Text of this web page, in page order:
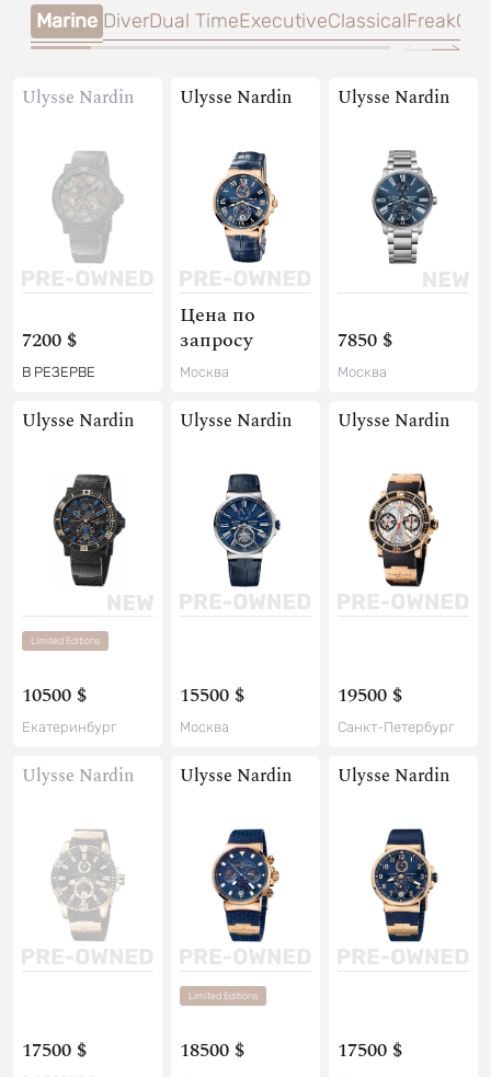
Marine DiverDual TimeExecutiveClassicalFreak
Ulysse Nardin
7200 $
В РЕЗЕРВЕ
Ulysse Nardin
Цена по
запросу
Москва
Ulysse Nardin
7850 $
Москва
Ulysse Nardin
Limited Editions
10500 $
Екатеринбург
Ulysse Nardin
15500 $
Москва
Ulysse Nardin
19500 $
Санкт-Петербург
Ulysse Nardin
17500 $
Ulysse Nardin
Limited Editions
18500 $
Ulysse Nardin
17500 $